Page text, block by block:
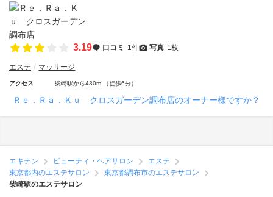
3.19 口コミ 1件 写真 1枚
エステ マッサージ
アクセス 柴崎駅から430m （徒歩6分）
Ｒｅ．Ｒａ．Ｋｕ クロスガーデン調布店のオーナー様ですか？
エキテン ビューティ・ヘアサロン
エステ
東京都内のエステサロン
東京都調布市のエステサロン
柴崎駅のエステサロン